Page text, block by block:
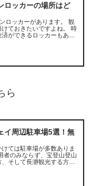
ロッカーの場所はど
ロッカーがあります。 観
ておきたいですよね。 時
ができるロッカーもあり
ら
イ周辺駐車場5選！無
ては駐車場が多数ありま
者のみならず、宝登山登山
そして長瀞観光する方も